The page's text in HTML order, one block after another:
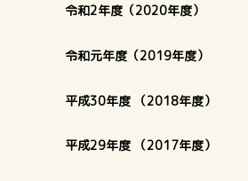
令和2年度（2020年度）
令和元年度（2019年度）
平成30年度 （2018年度）
平成29年度 （2017年度）